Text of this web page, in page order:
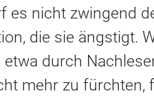
es nicht zwingend
die sie ängstigt.
etwa durch
mehr zu fürchten,